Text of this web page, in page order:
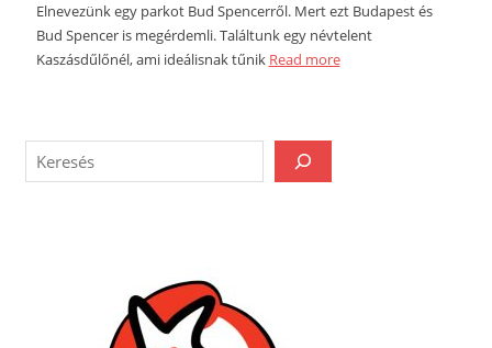
Elnevezünk egy parkot Bud Spencerről. Mert ezt Budapest és
Bud Spencer is megérdemli. Találtunk egy névtelent
Kaszásdűlőnél, ami ideálisnak tűnik Read more